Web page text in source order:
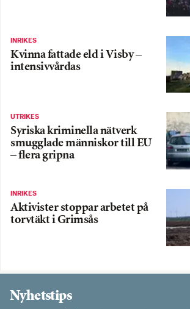
INRIKES
Kvinna fattade eld i Visby –
intensivvårdas
UTRIKES
Syriska kriminella nätverk
smugglade människor till EU
– flera gripna
INRIKES
Aktivister stoppar arbetet på
torvtäkt i Grimsås
Nyhetstips